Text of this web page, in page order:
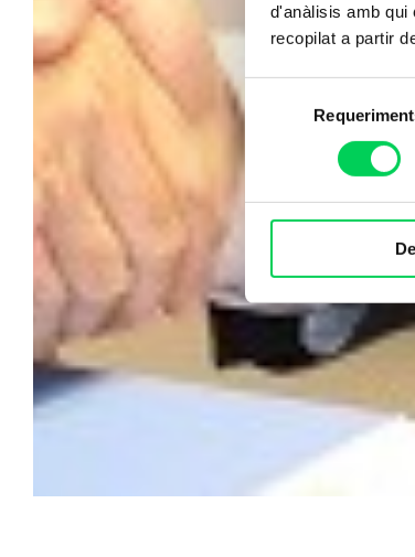
d'anàlisis amb qui
recopilat a partir
de
consentiment